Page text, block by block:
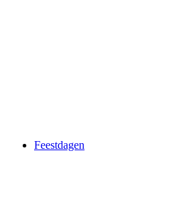
Feestdagen